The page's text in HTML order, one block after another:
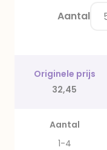
Aantal
Originele prijs
32,45
Aantal
1-4